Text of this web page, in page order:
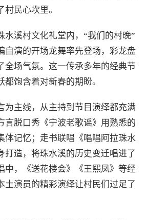
民心坎里。
水溪村文化礼堂内，“我们的村晚”
自演的开场龙舞率先登场，彩龙盘
全场气氛。这一传承多年的经典节
都饱含着对新春的期盼。
为主线，从主持到节目演绎都充满
言脱口秀《宁波老歌谣》用熟悉的
体记忆；走书联唱《唱唱阿拉珠水
打造，将珠水溪的历史变迁唱进了
中，《送花楼会》《王熙凤》等经
土演员的精彩演绎让村民们过足了